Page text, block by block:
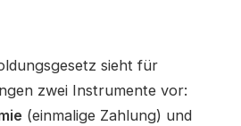
sieht für
zwei Instrumente vor:
(einmalige Zahlung) und